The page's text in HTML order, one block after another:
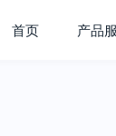
首页 产品